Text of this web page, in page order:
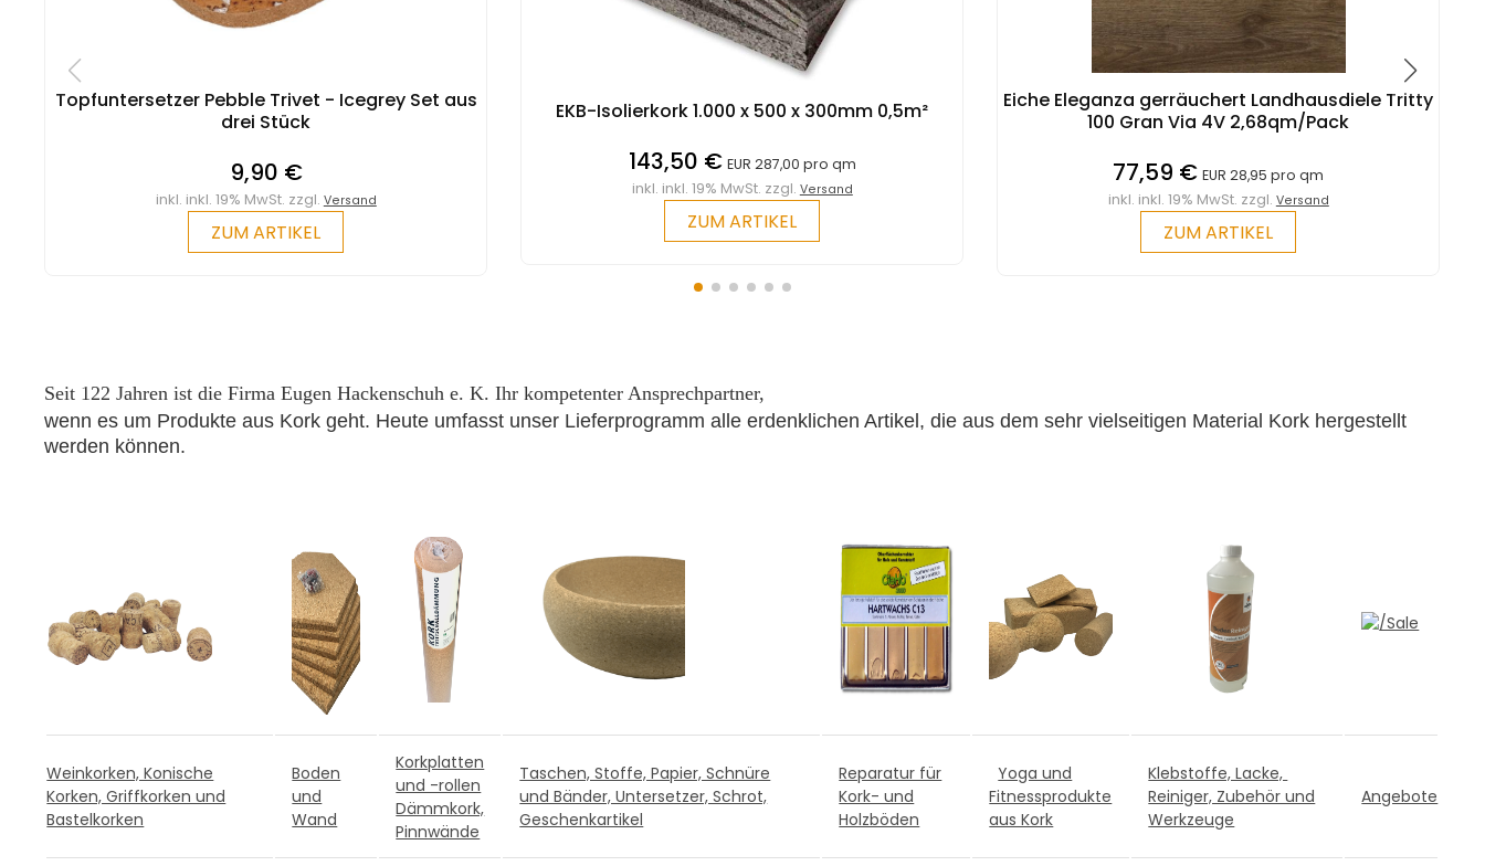
Topfuntersetzer Pebble Trivet - Icegrey Set aus
drei Stück
9,90 €
inkl. inkl. 19% MwSt. zzgl. Versand
ZUM ARTIKEL
EKB-Isolierkork 1.000 x 500 x 300mm 0,5m²
143,50 € EUR 287,00 pro qm
inkl. inkl. 19% MwSt. zzgl. Versand
ZUM ARTIKEL
Eiche Eleganza gerräuchert Landhausdiele Tritty
100 Gran Via 4V 2,68qm/Pack
77,59 € EUR 28,95 pro qm
inkl. inkl. 19% MwSt. zzgl. Versand
ZUM ARTIKEL
Seit 122 Jahren ist die Firma Eugen Hackenschuh e. K. Ihr kompetenter Ansprechpartner,
wenn es um Produkte aus Kork geht. Heute umfasst unser Lieferprogramm alle erdenklichen Artikel, die aus dem sehr vielseitigen Material Kork hergestellt
werden können.
Weinkorken, Konische
Korken, Griffkorken und
Bastelkorken
Boden
und
Wand
Korkplatten
und -rollen
Dämmkork,
Pinnwände
Taschen, Stoffe, Papier, Schnüre
und Bänder, Untersetzer, Schrot,
Geschenkartikel
Reparatur für
Kork- und
Holzböden
Yoga und
Fitnessprodukte
aus Kork
Klebstoffe, Lacke,
Reiniger, Zubehör und
Werkzeuge
Angebote